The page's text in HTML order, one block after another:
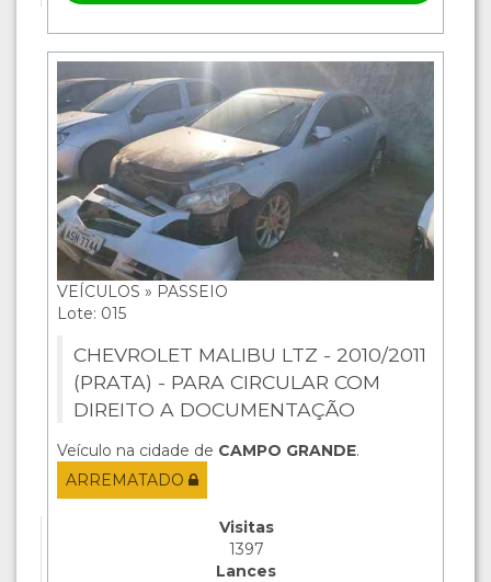
VEÍCULOS » PASSEIO
Lote: 015
CHEVROLET MALIBU LTZ - 2010/2011
(PRATA) - PARA CIRCULAR COM
DIREITO A DOCUMENTAÇÃO
Veículo na cidade de CAMPO GRANDE.
ARREMATADO
Visitas
1397
Lances